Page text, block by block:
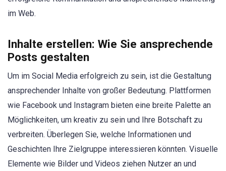
im Web.
Inhalte erstellen: Wie Sie ansprechende
Posts gestalten
Um im Social Media erfolgreich zu sein, ist die Gestaltung
ansprechender Inhalte von großer Bedeutung. Plattformen
wie Facebook und Instagram bieten eine breite Palette an
Möglichkeiten, um kreativ zu sein und Ihre Botschaft zu
verbreiten. Überlegen Sie, welche Informationen und
Geschichten Ihre Zielgruppe interessieren könnten. Visuelle
Elemente wie Bilder und Videos ziehen Nutzer an und